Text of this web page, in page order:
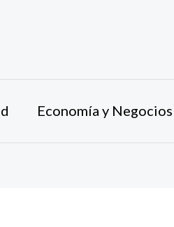
Economía y Negocios